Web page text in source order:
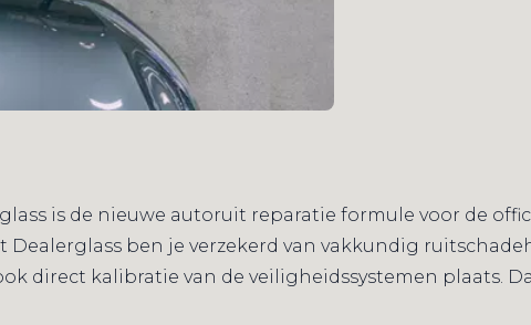
is de nieuwe autoruit reparatie formule voor de
Dealerglass ben je verzekerd van vakkundig
direct kalibratie van de veiligheidssystemen plaats.